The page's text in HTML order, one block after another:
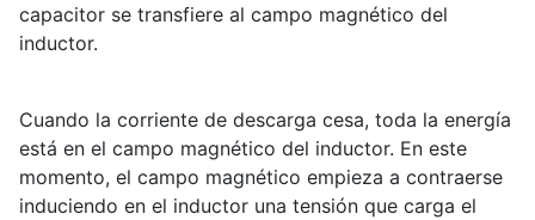
capacitor se transfiere al campo magnético del
inductor.
Cuando la corriente de descarga cesa, toda la energía
está en el campo magnético del inductor. En este
momento, el campo magnético empieza a contraerse
induciendo en el inductor una tensión que carga el